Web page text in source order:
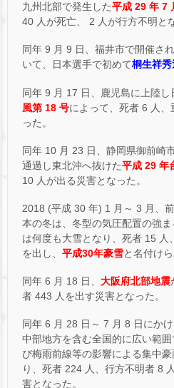
九州北部で発生した平成 29 年 7
40 人が死亡、 2 人が行方不明と
同年 9 月 9 日、福井市で開催さ
いて、日本選手で初めて桐生祥秀
同年 9 月 17 日、鹿児島に上陸し
風第 18 号によって、死者 6 人
った。
同年 10 月 23 日、静岡県御前崎
通過し東北沖へ抜けた平成 29 年
10 人が出る災害となった。
2018 (平成 30 年) 1 月～ 3 月、
本の冬は、冬型の気圧配置の強
は何度も大雪となり、死者 15
を出し、 平成30年豪雪と名付けら
同年 6 月 18 日、 大阪府北部地震
者 443 人を出す災害となった。
同年 6 月 28 日～ 7 月 8 日にか
中部地方を含む全国的に広い範
び梅雨前線等の影響による集中豪
り、死者 224 人、行方不明者 8
害となった。